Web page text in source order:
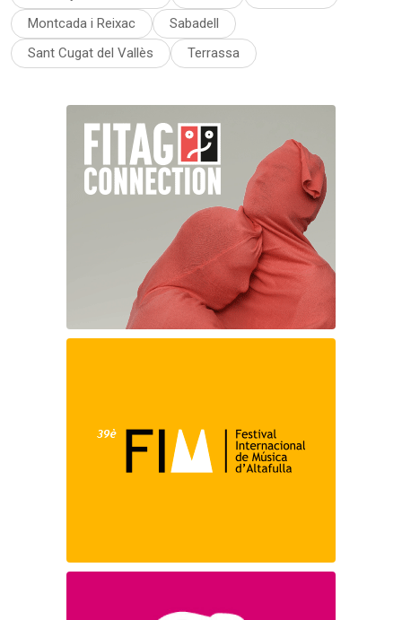
Montcada i Reixac
Sabadell
Sant Cugat del Vallès
Terrassa